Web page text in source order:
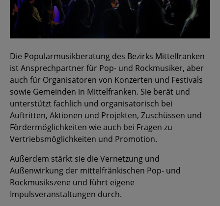
Die Popularmusikberatung des Bezirks Mittelfranken
ist Ansprechpartner für Pop- und Rockmusiker, aber
auch für Organisatoren von Konzerten und Festivals
sowie Gemeinden in Mittelfranken. Sie berät und
unterstützt fachlich und organisatorisch bei
Auftritten, Aktionen und Projekten, Zuschüssen und
Fördermöglichkeiten wie auch bei Fragen zu
Vertriebsmöglichkeiten und Promotion.
Außerdem stärkt sie die Vernetzung und
Außenwirkung der mittelfränkischen Pop- und
Rockmusikszene und führt eigene
Impulsveranstaltungen durch.